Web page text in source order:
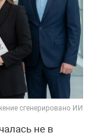
сгенерировано ИИ
не в